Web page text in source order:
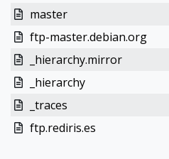
master
ftp-master.debian.org
_hierarchy.mirror
_hierarchy
_traces
ftp.rediris.es